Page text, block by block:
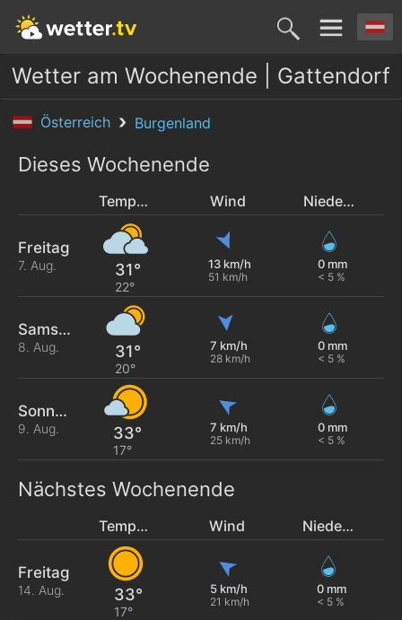
Wetter am Wochenende | Gattendorf
Österreich Burgenland
Dieses Wochenende
Temperatur Wind Niederschlag
Freitag
7. Aug. 31°
22°
13 km/h
51 km/h
0 mm
< 5 %
Samstag
8. Aug. 31°
20°
7 km/h
28 km/h
0 mm
< 5 %
Sonntag
9. Aug. 33°
17°
7 km/h
25 km/h
0 mm
< 5 %
Nächstes Wochenende
Temperatur Wind Niederschlag
Freitag
14. Aug. 33°
17°
5 km/h
21 km/h
0 mm
< 5 %